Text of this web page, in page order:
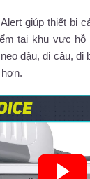
giúp thiết bị
tại khu vực hỗ
đậu, đi câu, đi